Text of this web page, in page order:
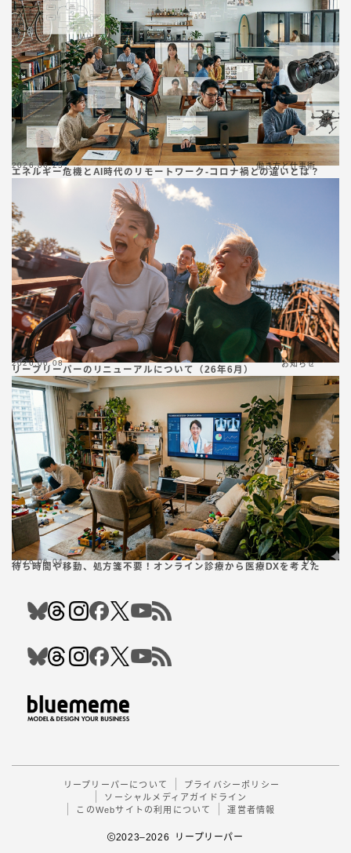
Follow Me
エネルギー危機とAI時代のリモートワーク-コロナ禍との違いとは？
2026.06.25 働き方と仕事術
リープリーパーのリニューアルについて（26年6月）
2026.06.08 お知らせ
待ち時間や移動、処方箋不要！オンライン診療から医療DXを考えた
2026.06.04 DX
リープリーパーについて
プライバシーポリシー
ソーシャルメディアガイドライン
このWebサイトの利用について
運営者情報
2023–2026 リープリーパー